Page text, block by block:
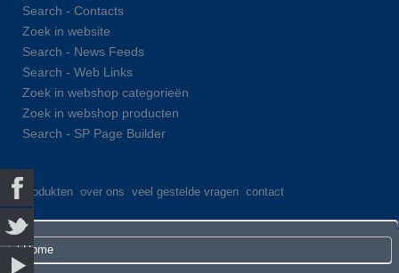
Search - Contacts
Zoek in website
Search - News Feeds
Search - Web Links
Zoek in webshop categorieën
Zoek in webshop producten
Search - SP Page Builder
produkten over ons veel gestelde vragen contact
Home